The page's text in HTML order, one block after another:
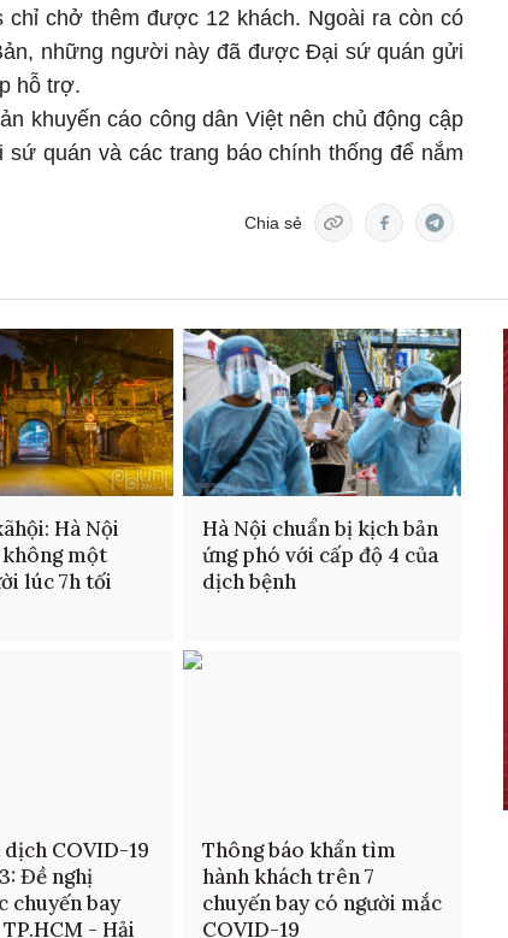
chỉ chở thêm được 12 khách. Ngoài ra còn có
những người này đã được Đại sứ quán gửi
hỗ trợ.
khuyến cáo công dân Việt nên chủ động cập
quán và các trang báo chính thống để nắm
Chia sẻ
Hà Nội
không một
lúc 7h tối
Hà Nội chuẩn bị kịch bản
ứng phó với cấp độ 4 của
dịch bệnh
COVID-19
Đề nghị
chuyến bay
- Hải
Thông báo khẩn tìm
hành khách trên 7
chuyến bay có người mắc
COVID-19